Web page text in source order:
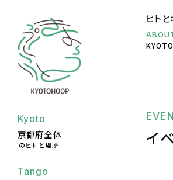
Kyoto
京都府全体
のヒトと場所
Tango
ヒト
イ